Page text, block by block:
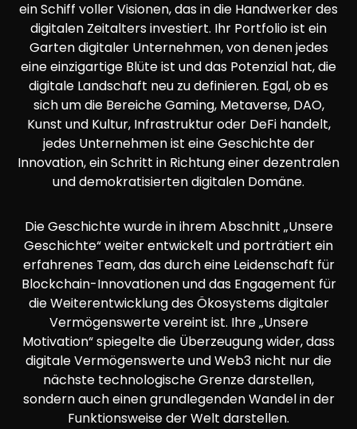
ein Schiff voller Visionen, das in die Handwerker des
digitalen Zeitalters investiert. Ihr Portfolio ist ein
Garten digitaler Unternehmen, von denen jedes
eine einzigartige Blüte ist und das Potenzial hat, die
digitale Landschaft neu zu definieren. Egal, ob es
sich um die Bereiche Gaming, Metaverse, DAO,
Kunst und Kultur, Infrastruktur oder DeFi handelt,
jedes Unternehmen ist eine Geschichte der
Innovation, ein Schritt in Richtung einer dezentralen
und demokratisierten digitalen Domäne.
Die Geschichte wurde in ihrem Abschnitt „Unsere
Geschichte“ weiter entwickelt und porträtiert ein
erfahrenes Team, das durch eine Leidenschaft für
Blockchain-Innovationen und das Engagement für
die Weiterentwicklung des Ökosystems digitaler
Vermögenswerte vereint ist. Ihre „Unsere
Motivation“ spiegelte die Überzeugung wider, dass
digitale Vermögenswerte und Web3 nicht nur die
nächste technologische Grenze darstellen,
sondern auch einen grundlegenden Wandel in der
Funktionsweise der Welt darstellen.